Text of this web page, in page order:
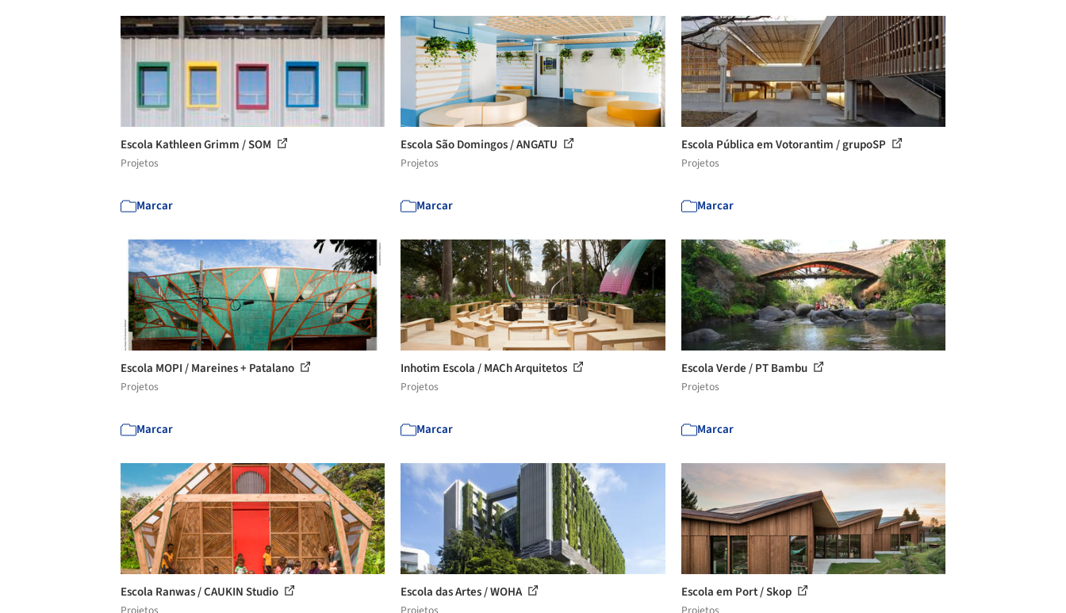
Escola Kathleen Grimm / SOM
Projetos
Marcar
Escola São Domingos / ANGATU
Projetos
Marcar
Escola Pública em Votorantim / grupoSP
Projetos
Marcar
Escola MOPI / Mareines + Patalano
Projetos
Marcar
Inhotim Escola / MACh Arquitetos
Projetos
Marcar
Escola Verde / PT Bambu
Projetos
Marcar
Escola Ranwas / CAUKIN Studio Escola das Artes / WOHA Escola em Port / Skop